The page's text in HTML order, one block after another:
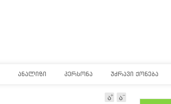
ᲐᲜᲐᲚᲘᲖᲘ ᲞᲔᲠᲡᲝᲜᲐ ᲣᲫᲠᲐᲕᲘ ᲥᲝᲜᲔᲑᲐ